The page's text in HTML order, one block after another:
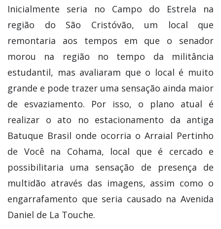
Inicialmente seria no Campo do Estrela na
região do São Cristóvão, um local que
remontaria aos tempos em que o senador
morou na região no tempo da militância
estudantil, mas avaliaram que o local é muito
grande e pode trazer uma sensação ainda maior
de esvaziamento. Por isso, o plano atual é
realizar o ato no estacionamento da antiga
Batuque Brasil onde ocorria o Arraial Pertinho
de Você na Cohama, local que é cercado e
possibilitaria uma sensação de presença de
multidão através das imagens, assim como o
engarrafamento que seria causado na Avenida
Daniel de La Touche.